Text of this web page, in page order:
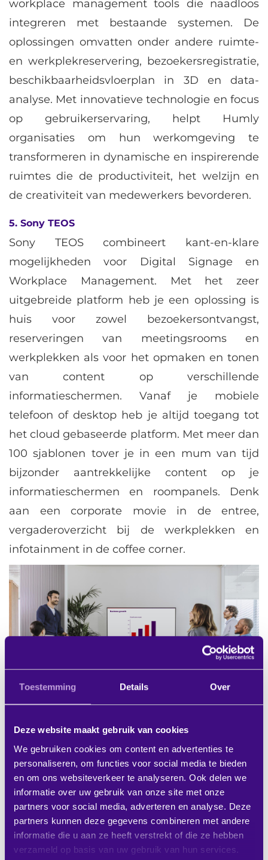
Toestemming Details Over
Deze website maakt gebruik van cookies
We gebruiken cookies om content en advertenties te
personaliseren, om functies voor social media te bieden
en om ons websiteverkeer te analyseren. Ook delen we
informatie over uw gebruik van onze site met onze
partners voor social media, adverteren en analyse. Deze
partners kunnen deze gegevens combineren met andere
informatie die u aan ze heeft verstrekt of die ze hebben
verzameld op basis van uw gebruik van hun services.
workplace management tools die naadloos
integreren met bestaande systemen. De
oplossingen omvatten onder andere ruimte-
en werkplekreservering, bezoekersregistratie,
beschikbaarheidsvloerplan in 3D en data-
analyse. Met innovatieve technologie en focus
op gebruikerservaring, helpt Humly
organisaties om hun werkomgeving te
transformeren in dynamische en inspirerende
ruimtes die de productiviteit, het welzijn en
de creativiteit van medewerkers bevorderen.
5. Sony TEOS
Sony TEOS combineert kant-en-klare
mogelijkheden voor Digital Signage en
Workplace Management. Met het zeer
uitgebreide platform heb je een oplossing is
huis voor zowel bezoekersontvangst,
reserveringen van meetingsrooms en
werkplekken als voor het opmaken en tonen
van content op verschillende
informatieschermen. Vanaf je mobiele
telefoon of desktop heb je altijd toegang tot
het cloud gebaseerde platform. Met meer dan
100 sjablonen tover je in een mum van tijd
bijzonder aantrekkelijke content op je
informatieschermen en roompanels. Denk
aan een corporate movie in de entree,
vergaderoverzicht bij de werkplekken en
infotainment in de coffee corner.
Voordelen voor de gebruiker
Door de intuïtieve interfaces van de
besproken AV apparatuur kunnen gebruikers
snel vertrouwd raken met de systemen,
waardoor ze minder tijd kwijt zijn aan het